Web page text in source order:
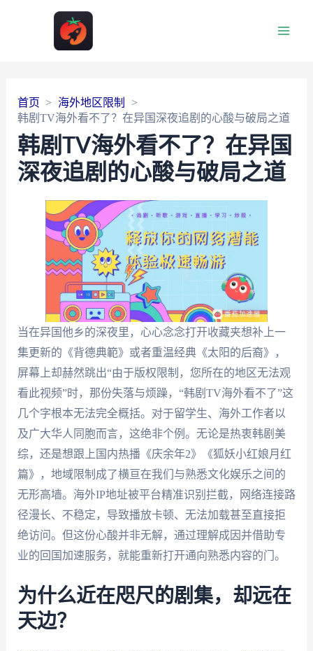
首页
海外地区限制
韩剧TV海外看不了？在异国深夜追剧的心酸与破局之道
韩剧TV海外看不了？在异国
深夜追剧的心酸与破局之道
当在异国他乡的深夜里，心心念念打开收藏夹想补上一
集更新的《背德典範》或者重温经典《太阳的后裔》，
屏幕上却赫然跳出“由于版权限制，您所在的地区无法观
看此视频”时，那份失落与烦躁，“韩剧TV海外看不了”这
几个字根本无法完全概括。对于留学生、海外工作者以
及广大华人同胞而言，这绝非个例。无论是热衷韩剧美
综，还是想跟上国内热播《庆余年2》《狐妖小红娘月红
篇》，地域限制成了横亘在我们与熟悉文化娱乐之间的
无形高墙。海外IP地址被平台精准识别拦截，网络连接路
径漫长、不稳定，导致播放卡顿、无法加载甚至直接拒
绝访问。但这份心酸并非无解，通过理解成因并借助专
业的回国加速服务，就能重新打开通向熟悉内容的门。
为什么近在咫尺的剧集，却远在
天边？